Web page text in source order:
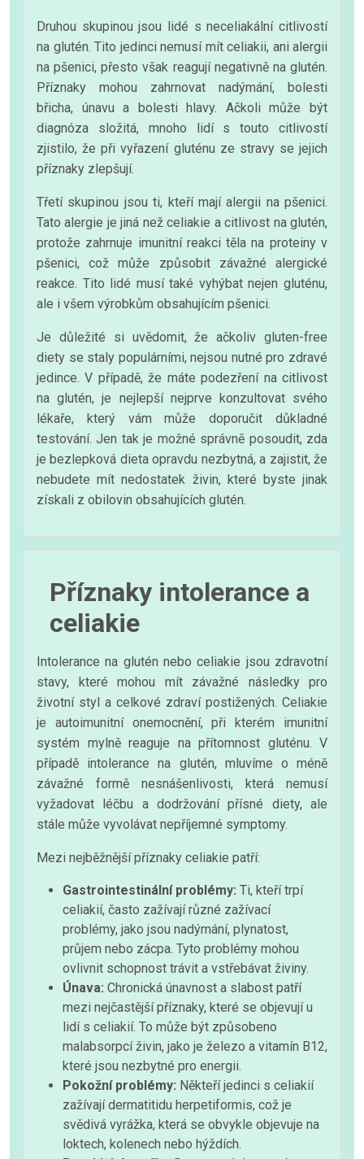
Druhou skupinou jsou lidé s neceliakální citlivostí
na glutén. Tito jedinci nemusí mít celiakii, ani alergii
na pšenici, přesto však reagují negativně na glutén.
Příznaky mohou zahrnovat nadýmání, bolesti
břicha, únavu a bolesti hlavy. Ačkoli může být
diagnóza složitá, mnoho lidí s touto citlivostí
zjistilo, že při vyřazení gluténu ze stravy se jejich
příznaky zlepšují.
Třetí skupinou jsou ti, kteří mají alergii na pšenici.
Tato alergie je jiná než celiakie a citlivost na glutén,
protože zahrnuje imunitní reakci těla na proteiny v
pšenici, což může způsobit závažné alergické
reakce. Tito lidé musí také vyhýbat nejen gluténu,
ale i všem výrobkům obsahujícím pšenici.
Je důležité si uvědomit, že ačkoliv gluten-free
diety se staly populárními, nejsou nutné pro zdravé
jedince. V případě, že máte podezření na citlivost
na glutén, je nejlepší nejprve konzultovat svého
lékaře, který vám může doporučit důkladné
testování. Jen tak je možné správně posoudit, zda
je bezlepková dieta opravdu nezbytná, a zajistit, že
nebudete mít nedostatek živin, které byste jinak
získali z obilovin obsahujících glutén.
Příznaky intolerance a
celiakie
Intolerance na glutén nebo celiakie jsou zdravotní
stavy, které mohou mít závažné následky pro
životní styl a celkové zdraví postižených. Celiakie
je autoimunitní onemocnění, při kterém imunitní
systém mylně reaguje na přítomnost gluténu. V
případě intolerance na glutén, mluvíme o méně
závažné formě nesnášenlivosti, která nemusí
vyžadovat léčbu a dodržování přísné diety, ale
stále může vyvolávat nepříjemné symptomy.
Mezi nejběžnější příznaky celiakie patří:
Gastrointestinální problémy: Ti, kteří trpí
celiakií, často zažívají různé zažívací
problémy, jako jsou nadýmání, plynatost,
průjem nebo zácpa. Tyto problémy mohou
ovlivnit schopnost trávit a vstřebávat živiny.
Únava: Chronická únavnost a slabost patří
mezi nejčastější příznaky, které se objevují u
lidí s celiakií. To může být způsobeno
malabsorpcí živin, jako je železo a vitamín B12,
které jsou nezbytné pro energii.
Pokožní problémy: Někteří jedinci s celiakií
zažívají dermatitidu herpetiformis, což je
svědivá vyrážka, která se obvykle objevuje na
loktech, kolenech nebo hýždích.